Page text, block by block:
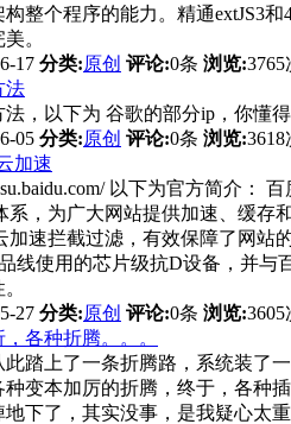
整个程序的能力。精通extJS3
。
17 分类:原创 评论:0条 浏览:3765
法
，以下为 谷歌的部分ip，你懂得
05 分类:原创 评论:0条 浏览:3618
加速
以下为官方简介：
系，为广大网站提供加速、缓存
加速拦截过滤，有效保障了网
线使用的芯片级抗D设备，并
27 分类:原创 评论:0条 浏览:3605
各种折腾。。。
此踏上了一条折腾路，系统装了
变本加厉的折腾，终于，各种
下了，其实没事，是我疑心太